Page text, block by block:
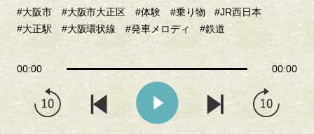
#大阪市 #大阪市大正区 #体験 #乗り物
#JR西日本
#大正駅
#大阪環状線 #発車メロディ #鉄道
00:00 00:00